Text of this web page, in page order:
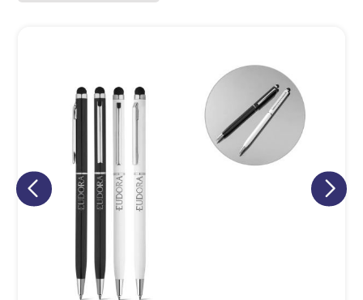
Eu concordo em receber comunicações.
A nossa empresa está comprometida a proteger e respeitar
sua privacidade, utilizaremos seus dados apenas para fins
de marketing. Você pode alterar suas preferências a
qualquer momento.
Iniciar conversa